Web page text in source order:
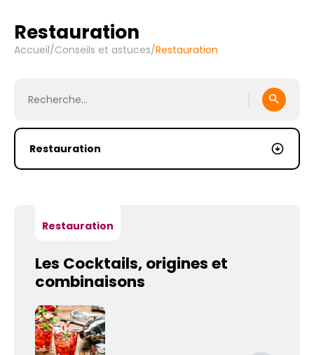
Restauration
Accueil/Conseils et astuces/Restauration
Restauration
Les Cocktails, origines et
combinaisons